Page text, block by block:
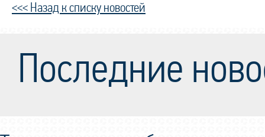
<<< Назад к списку новостей
Последние